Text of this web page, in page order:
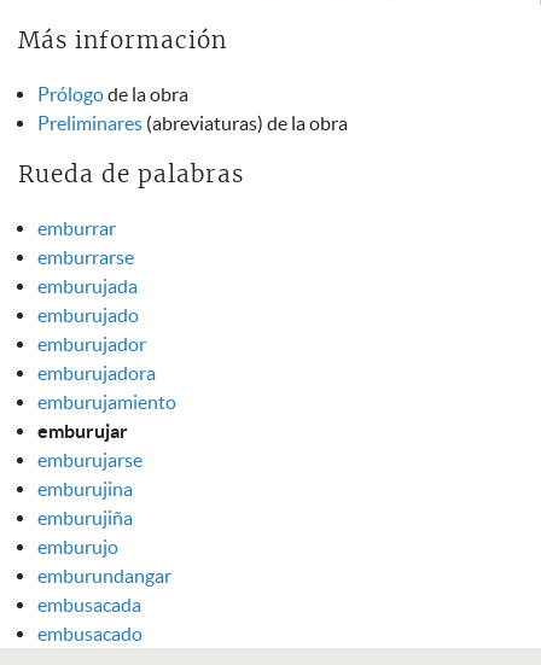
Más información
Prólogode la obra
Preliminares (abreviaturas) de la obra
Rueda de palabras
emburrar
emburrarse
emburujada
emburujado
emburujador
emburujadora
emburujamiento
emburujar
emburujarse
emburujina
emburujiña
emburujo
emburundangar
embusacada
embusacado